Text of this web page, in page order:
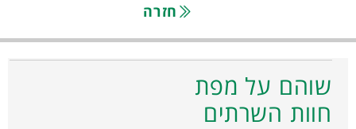
חזרה
שוהם על מפת
חוות השרתים